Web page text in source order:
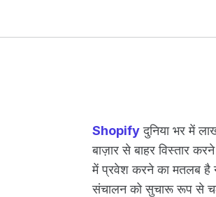
Shopifyदुनिया भर में
बाज़ार से बाहर विस्तार
में प्रवेश करने का मतलब है
संचालन को सुचारू रूप से